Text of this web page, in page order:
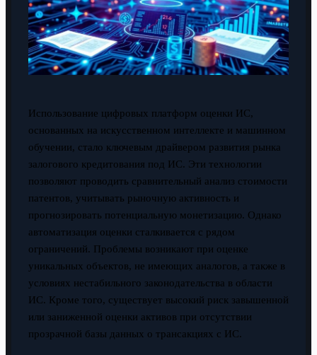
Использование цифровых платформ оценки ИС,
основанных на искусственном интеллекте и машинном
обучении, стало ключевым драйвером развития рынка
залогового кредитования под ИС. Эти технологии
позволяют проводить сравнительный анализ стоимости
патентов, учитывать рыночную активность и
прогнозировать потенциальную монетизацию. Однако
автоматизация оценки сталкивается с рядом
ограничений. Проблемы возникают при оценке
уникальных объектов, не имеющих аналогов, а также в
условиях нестабильного законодательства в области
ИС. Кроме того, существует высокий риск завышенной
или заниженной оценки активов при отсутствии
прозрачной базы данных о трансакциях с ИС.